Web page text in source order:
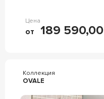
Цена
от 189 590,00
Коллекция
OVALE